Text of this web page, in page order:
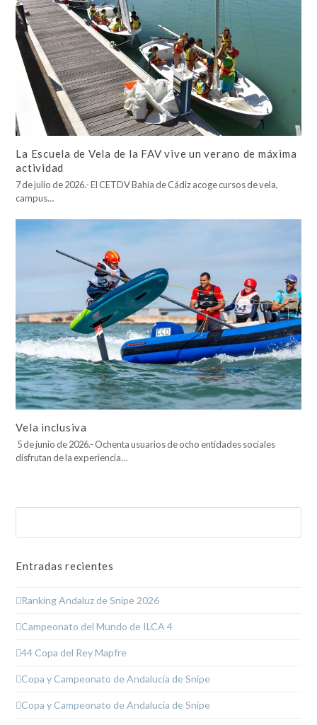
La Escuela de Vela de la FAV vive un verano de máxima
actividad
7 de julio de 2026.- El CETDV Bahía de Cádiz acoge cursos de vela,
campus…
Vela inclusiva
5 de junio de 2026.- Ochenta usuarios de ocho entidades sociales
disfrutan de la experiencia…
Entradas recientes
Ranking Andaluz de Snipe 2026
Campeonato del Mundo de ILCA 4
44 Copa del Rey Mapfre
Copa y Campeonato de Andalucía de Snipe
Copa y Campeonato de Andalucía de Snipe